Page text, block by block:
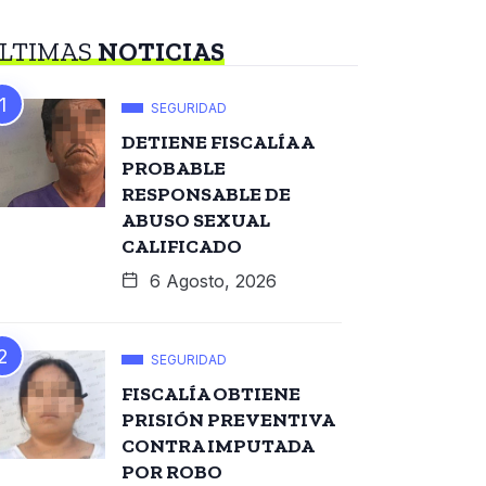
NOTICIAS
SEGURIDAD
DETIENE FISCALÍA A
PROBABLE
RESPONSABLE DE
ABUSO SEXUAL
CALIFICADO
6 Agosto, 2026
SEGURIDAD
FISCALÍA OBTIENE
PRISIÓN PREVENTIVA
CONTRA IMPUTADA
POR ROBO